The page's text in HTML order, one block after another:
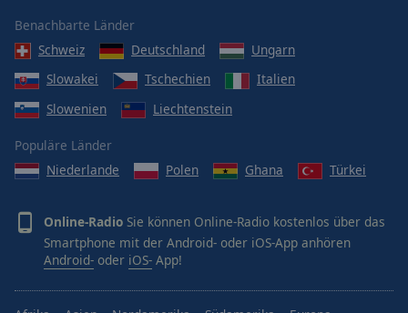
Benachbarte Länder
Schweiz
Deutschland
Ungarn
Slowakei
Tschechien
Italien
Slowenien
Liechtenstein
Populäre Länder
Niederlande
Polen Ghana Türkei
Online-Radio Sie können Online-Radio kostenlos über das
Smartphone mit der Android- oder iOS-App anhören
Android- oder iOS- App!